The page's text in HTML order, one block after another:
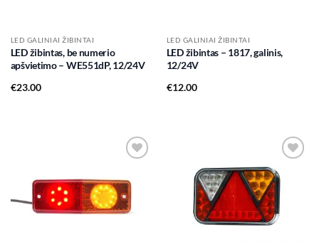
LED GALINIAI ŽIBINTAI
LED žibintas, be numerio
apšvietimo – WE551dP, 12/24V
€23.00
LED GALINIAI ŽIBINTAI
LED žibintas – 1817, galinis,
12/24V
€12.00
wishlist
Add to
wishlist